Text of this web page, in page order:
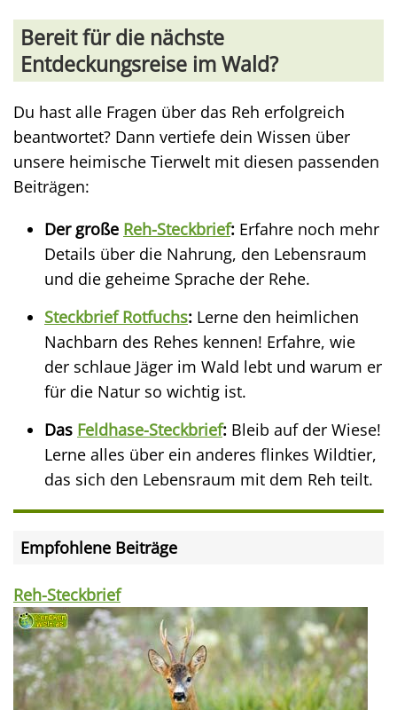
Bereit für die nächste
Entdeckungsreise im Wald?
Du hast alle Fragen über das Reh erfolgreich
beantwortet? Dann vertiefe dein Wissen über
unsere heimische Tierwelt mit diesen passenden
Beiträgen:
Der große Reh-Steckbrief: Erfahre noch mehr
Details über die Nahrung, den Lebensraum
und die geheime Sprache der Rehe.
Steckbrief Rotfuchs: Lerne den heimlichen
Nachbarn des Rehes kennen! Erfahre, wie
der schlaue Jäger im Wald lebt und warum er
für die Natur so wichtig ist.
Das Feldhase-Steckbrief: Bleib auf der Wiese!
Lerne alles über ein anderes flinkes Wildtier,
das sich den Lebensraum mit dem Reh teilt.
Empfohlene Beiträge
Reh-Steckbrief